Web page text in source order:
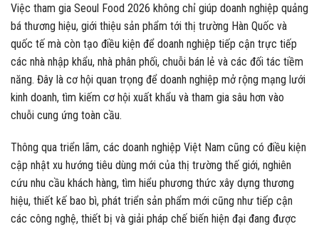
Việc tham gia Seoul Food 2026 không chỉ giúp doanh nghiệp quảng
bá thương hiệu, giới thiệu sản phẩm tới thị trường Hàn Quốc và
quốc tế mà còn tạo điều kiện để doanh nghiệp tiếp cận trực tiếp
các nhà nhập khẩu, nhà phân phối, chuỗi bán lẻ và các đối tác tiềm
năng. Đây là cơ hội quan trọng để doanh nghiệp mở rộng mạng lưới
kinh doanh, tìm kiếm cơ hội xuất khẩu và tham gia sâu hơn vào
chuỗi cung ứng toàn cầu.
Thông qua triển lãm, các doanh nghiệp Việt Nam cũng có điều kiện
cập nhật xu hướng tiêu dùng mới của thị trường thế giới, nghiên
cứu nhu cầu khách hàng, tìm hiểu phương thức xây dựng thương
hiệu, thiết kế bao bì, phát triển sản phẩm mới cũng như tiếp cận
các công nghệ, thiết bị và giải pháp chế biến hiện đại đang được